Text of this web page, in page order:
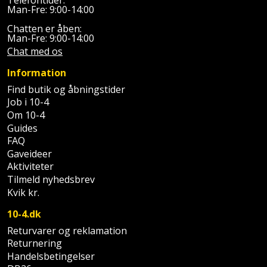
Sternbeklædning
Tag
og
tagplader
Terrassebrædder
Terrasseopklodsning
Tråd
til
byggeri
Træ
Vinduer
Palleløfter
Polsøger
Reb
og
snor
Renseservietter
og
wipes
Sækkelukker
Saks
Industristøvsuger
Kantfræser
Kantlimertilbehør
Kap-
og
geringssav
Kerneboremaskine
Klammepistol
Klippeværktøj
Kombokit
Højbede
Højtaler
Jagt
og
fritid
Jul
Kaffe
Klæbesøm
Køkkenudstyr
Man-Fre: 9:00-14:00
Chatten er åben:
Man-Fre: 9:00-14:00
Chat med os
Information
Find butik og åbningstider
Job i 10-4
Om 10-4
Guides
FAQ
Gaveideer
Aktiviteter
Tilmeld nyhedsbrev
Kvik kr.
10-4.dk
Returvarer og reklamation
Returnering
Handelsbetingelser